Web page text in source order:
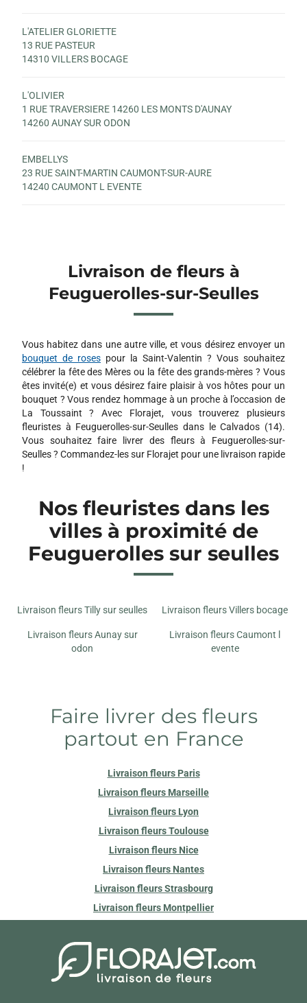
L'ATELIER GLORIETTE
13 RUE PASTEUR
14310 VILLERS BOCAGE
L'OLIVIER
1 RUE TRAVERSIERE 14260 LES MONTS D'AUNAY
14260 AUNAY SUR ODON
EMBELLYS
23 RUE SAINT-MARTIN CAUMONT-SUR-AURE
14240 CAUMONT L EVENTE
Livraison de fleurs à
Feuguerolles-sur-Seulles
Vous habitez dans une autre ville, et vous désirez envoyer un
bouquet de roses pour la Saint-Valentin ? Vous souhaitez
célébrer la fête des Mères ou la fête des grands-mères ? Vous
êtes invité(e) et vous désirez faire plaisir à vos hôtes pour un
bouquet ? Vous rendez hommage à un proche à l’occasion de
La Toussaint ? Avec Florajet, vous trouverez plusieurs
fleuristes à Feuguerolles-sur-Seulles dans le Calvados (14).
Vous souhaitez faire livrer des fleurs à Feuguerolles-sur-
Seulles ? Commandez-les sur Florajet pour une livraison rapide
!
Nos fleuristes dans les
villes à proximité de
Feuguerolles sur seulles
Livraison fleurs Tilly sur seulles Livraison fleurs Villers bocage
Livraison fleurs Aunay sur
odon
Livraison fleurs Caumont l
evente
Faire livrer des fleurs
partout en France
Livraison fleurs Paris
Livraison fleurs Marseille
Livraison fleurs Lyon
Livraison fleurs Toulouse
Livraison fleurs Nice
Livraison fleurs Nantes
Livraison fleurs Strasbourg
Livraison fleurs Montpellier